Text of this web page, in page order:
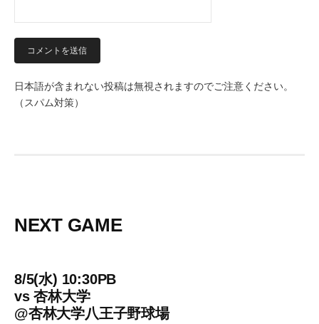
日本語が含まれない投稿は無視されますのでご注意ください。
（スパム対策）
NEXT GAME
8/5(水) 10:30PB
vs杏林大学
@杏林大学八王子野球場